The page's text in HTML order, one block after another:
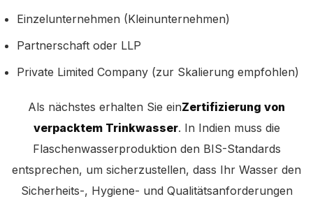
Einzelunternehmen (Kleinunternehmen)
Partnerschaft oder LLP
Private Limited Company (zur Skalierung empfohlen)
Als nächstes erhalten Sie einZertifizierung von
verpacktem Trinkwasser. In Indien muss die
Flaschenwasserproduktion den BIS-Standards
entsprechen, um sicherzustellen, dass Ihr Wasser den
Sicherheits-, Hygiene- und Qualitätsanforderungen